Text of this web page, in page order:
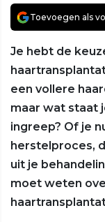
Toevoegen als
Je hebt de
een vollere
maar wat staat
ingreep? Of je
herstelproces,
uit je
moet weten